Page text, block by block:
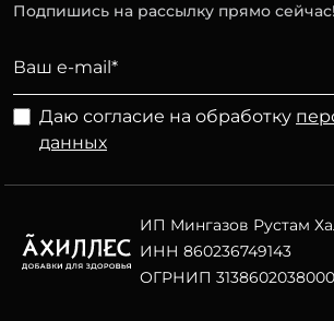
Подпишись на рассылку прямо сейчас!
Даю согласие на обработку
данных
ИП Мингазов Рустам
ИНН 860236749143
ОГРНИП